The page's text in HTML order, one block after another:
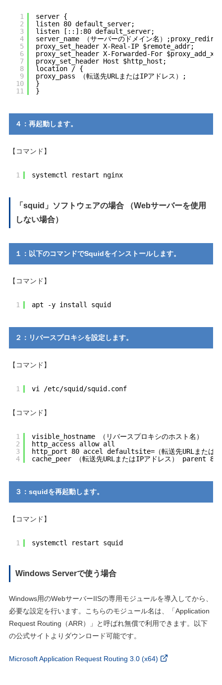
1
2
3
4
5
6
7
8
9
10
11
server {
listen 80 default_server;
listen [::]:80 default_server;
server_name （サーバーのドメイン名）
proxy_set_header X-Real-IP $remote_addr;
proxy_set_header X-Forwarded-For
proxy_set_header Host $http_host;
location / {
proxy_pass （転送先URLまたはIPアドレス）;
}
}
４：再起動します。
【コマンド】
1 systemctl restart nginx
「squid」ソフトウェアの場合 （Webサーバーを使用
しない場合）
１：以下のコマンドでSquidをインストールします。
【コマンド】
1 apt -y install squid
２：リバースプロキシを設定します。
【コマンド】
1 vi /etc/squid/squid.conf
【コマンド】
1
2
3
4
visible_hostname （リバースプロキシのホスト名）
http_access allow all
http_port 80 accel defaultsite=（転送先URLまたはIP
cache_peer （転送先URLまたはIPアドレス）
３：squidを再起動します。
【コマンド】
1 systemctl restart squid
Windows Serverで使う場合
Windows用のWebサーバーIISの専用モジュールを導入してから、
必要な設定を行います。こちらのモジュール名は、「Application
Request Routing（ARR）」と呼ばれ無償で利用できます。以下
の公式サイトよりダウンロード可能です。
Microsoft Application Request Routing 3.0 (x64)